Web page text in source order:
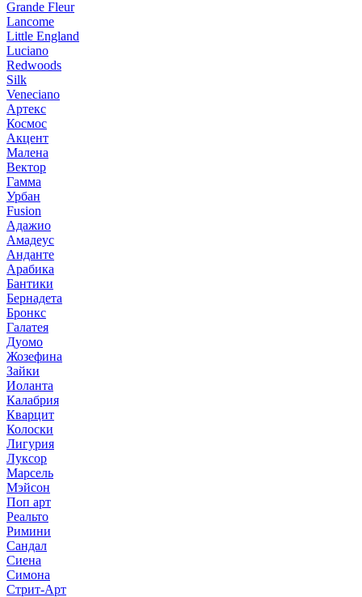
Grande Fleur
Lancome
Little England
Luciano
Redwoods
Silk
Veneciano
Артекс
Космос
Акцент
Малена
Вектор
Гамма
Урбан
Fusion
Адажио
Амадеус
Анданте
Арабика
Бантики
Бернадета
Бронкс
Галатея
Дуомо
Жозефина
Зайки
Иоланта
Калабрия
Кварцит
Колоски
Лигурия
Луксор
Марсель
Мэйсон
Поп арт
Реальто
Римини
Сандал
Сиена
Симона
Стрит-Арт